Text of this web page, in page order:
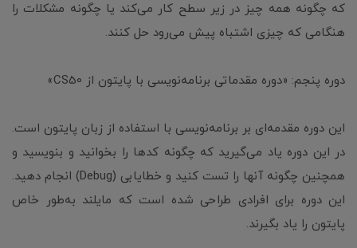
که چگونه همه چیز در زیر سطح کار می‌کند یا چگونه مشکلات را
هنگامی که چیزی اشتباه پیش می‌رود حل کنند.
دوره پنجم: «دوره مقدماتی برنامه‌نویسی با پایتون از CS50»
این دوره مقدمه‌ای بر برنامه‌نویسی با استفاده از زبان پایتون است.
در این دوره یاد می‌گیرید که چگونه کدها را بخوانید و بنویسید و
همچنین چگونه آنها را تست کنید و خطایابی (Debug) انجام دهید.
این دوره برای افرادی طراحی شده است که مایلند به‌طور خاص
پایتون را یاد بگیرند.